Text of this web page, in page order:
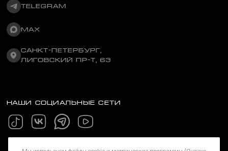
TELEGRAM
MAX
САНКТ-ПЕТЕРБУРГ,
ЛИГОВСКИЙ ПР-Т, 63
НАШИ СОЦИАЛЬНЫЕ СЕТИ